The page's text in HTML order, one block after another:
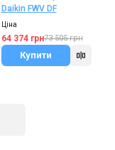
Daikin FWV DF
Ціна
64 374 грн73 505 грн
Купити